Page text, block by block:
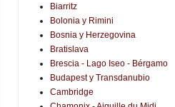
Biarritz
Bolonia y Rimini
Bosnia y Herzegovina
Bratislava
Brescia - Lago Iseo - Bérgamo
Budapest y Transdanubio
Cambridge